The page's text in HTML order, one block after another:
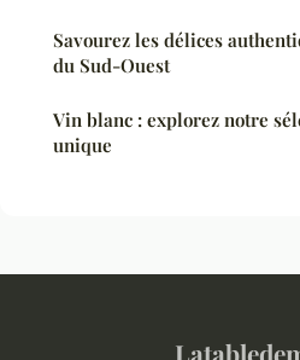
Savourez les délices
du Sud-Ouest
Vin blanc : explorez notre
unique